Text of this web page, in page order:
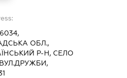
ОБЛ.,
Р-Н, СЕЛО